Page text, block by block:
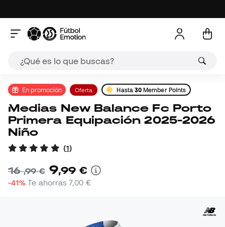
En promoción Oferta Hasta 30 Member Points
Medias New Balance Fc Porto
Primera Equipación 2025-2026
Niño
(1)
16,99 € 9,99 €
-41% Te ahorras7,00 €